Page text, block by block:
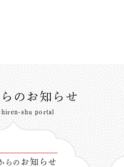
のお知らせ
shu portal
らの お知らせ